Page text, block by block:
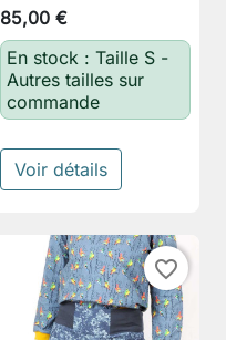
85,00 €
En stock : Taille S -
Autres tailles sur
commande
Voir détails
favorite_border